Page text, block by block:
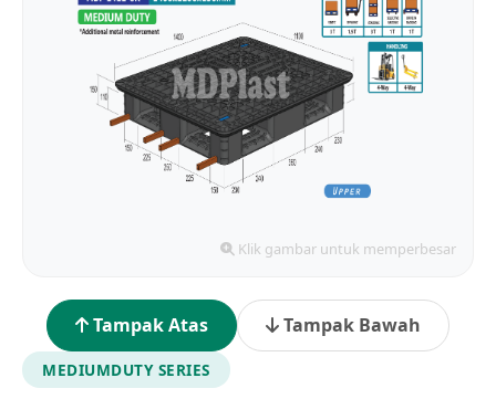
Klik gambar untuk memperbesar
Tampak Atas Tampak Bawah
MEDIUMDUTY SERIES